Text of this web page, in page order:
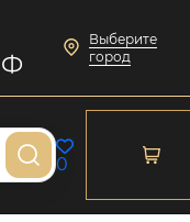
Выберите
город
0